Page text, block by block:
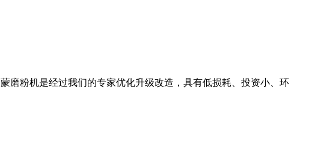
磨粉机是经过我们的专家优化升级改造，具有低损耗、投资小、环